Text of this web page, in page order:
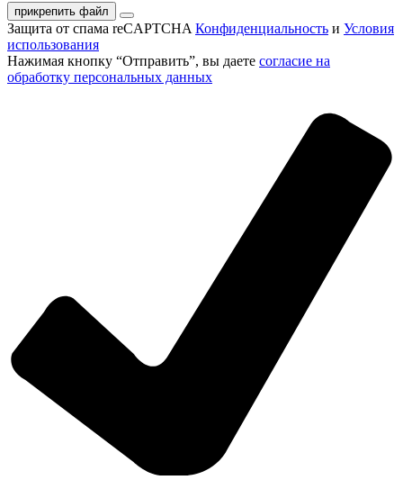
прикрепить файл
Защита от спама reCAPTCHA Конфиденциальность и Условия
использования
Нажимая кнопку “Отправить”, вы даете согласие на
обработку персональных данных